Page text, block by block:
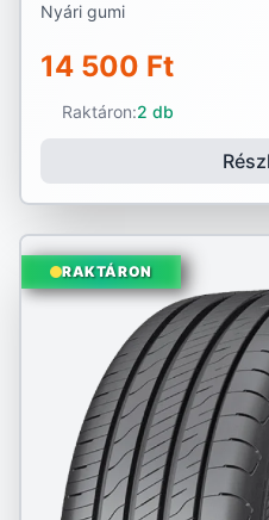
Nyári gumi
14 500 Ft
Raktáron:2 db
RAKTÁRON